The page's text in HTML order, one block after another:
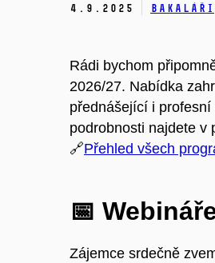
4. 9. 2025 Bakaláři
Rádi bychom
2026/27. Nabídka
přednášející i
podrobnosti najdete v
🔗Přehled všech
📅
Zájemce srdečně